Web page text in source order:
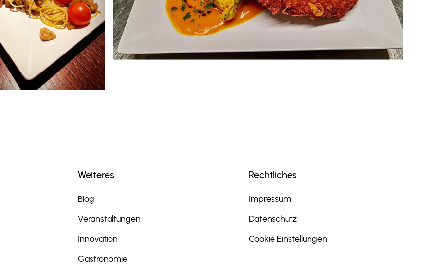
Weiteres
Blog
Veranstaltungen
Innovation
Gastronomie
Rechtliches
Impressum
Datenschutz
Cookie Einstellungen